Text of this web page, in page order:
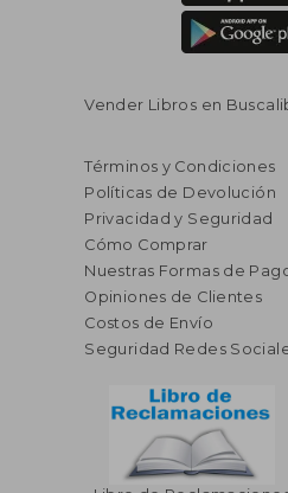
Vender Libros en
Términos y Condiciones
Políticas de Devolución
Privacidad y Seguridad
Cómo Comprar
Nuestras Formas de
Opiniones de Clientes
Costos de Envío
Seguridad Redes